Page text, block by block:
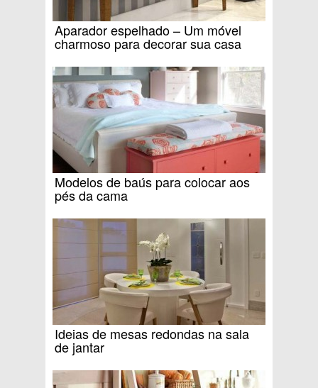
Aparador espelhado – Um móvel
charmoso para decorar sua casa
Modelos de baús para colocar aos
pés da cama
Ideias de mesas redondas na sala
de jantar